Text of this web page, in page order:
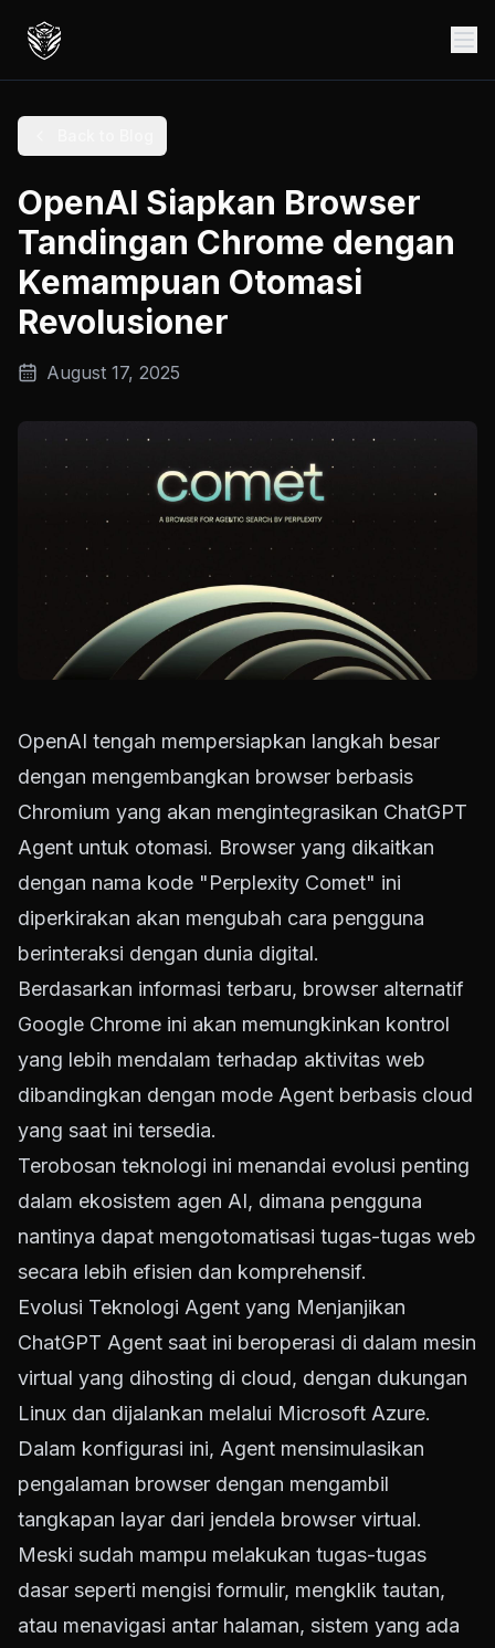
OpenAI Siapkan Browser
Tandingan Chrome dengan
Kemampuan Otomasi
Revolusioner
August 17, 2025
OpenAI tengah mempersiapkan langkah besar
dengan mengembangkan browser berbasis
Chromium yang akan mengintegrasikan ChatGPT
Agent untuk otomasi. Browser yang dikaitkan
dengan nama kode "Perplexity Comet" ini
diperkirakan akan mengubah cara pengguna
berinteraksi dengan dunia digital.
Berdasarkan informasi terbaru, browser alternatif
Google Chrome ini akan memungkinkan kontrol
yang lebih mendalam terhadap aktivitas web
dibandingkan dengan mode Agent berbasis cloud
yang saat ini tersedia.
Terobosan teknologi ini menandai evolusi penting
dalam ekosistem agen AI, dimana pengguna
nantinya dapat mengotomatisasi tugas-tugas web
secara lebih efisien dan komprehensif.
Evolusi Teknologi Agent yang Menjanjikan
ChatGPT Agent saat ini beroperasi di dalam mesin
virtual yang dihosting di cloud, dengan dukungan
Linux dan dijalankan melalui Microsoft Azure.
Dalam konfigurasi ini, Agent mensimulasikan
pengalaman browser dengan mengambil
tangkapan layar dari jendela browser virtual.
Meski sudah mampu melakukan tugas-tugas
dasar seperti mengisi formulir, mengklik tautan,
atau menavigasi antar halaman, sistem yang ada